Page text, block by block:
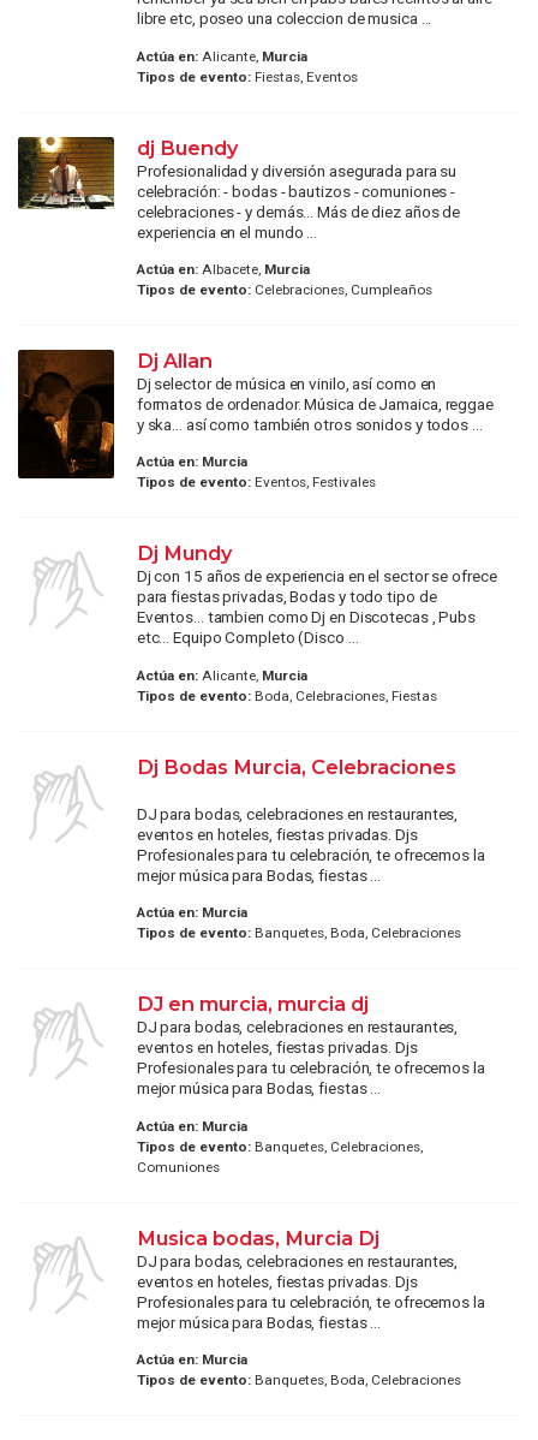
libre etc, poseo una coleccion de musica ...
Actúa en:Alicante, Murcia
Tipos de evento:Fiestas, Eventos
dj Buendy
Profesionalidad y diversión asegurada para su
celebración: - bodas - bautizos - comuniones -
celebraciones - y demás... Más de diez años de
experiencia en el mundo ...
Actúa en:Albacete, Murcia
Tipos de evento:Celebraciones, Cumpleaños
Dj Allan
Dj selector de música en vinilo, así como en
formatos de ordenador. Música de Jamaica, reggae
y ska... así como también otros sonidos y todos ...
Actúa en: Murcia
Tipos de evento:Eventos, Festivales
Dj Mundy
Dj con 15 años de experiencia en el sector se ofrece
para fiestas privadas, Bodas y todo tipo de
Eventos... tambien como Dj en Discotecas , Pubs
etc... Equipo Completo (Disco ...
Actúa en:Alicante, Murcia
Tipos de evento:Boda, Celebraciones, Fiestas
Dj Bodas Murcia, Celebraciones
DJ para bodas, celebraciones en restaurantes,
eventos en hoteles, fiestas privadas. Djs
Profesionales para tu celebración, te ofrecemos la
mejor música para Bodas, fiestas ...
Actúa en: Murcia
Tipos de evento:Banquetes, Boda, Celebraciones
DJ en murcia, murcia dj
DJ para bodas, celebraciones en restaurantes,
eventos en hoteles, fiestas privadas. Djs
Profesionales para tu celebración, te ofrecemos la
mejor música para Bodas, fiestas ...
Actúa en: Murcia
Tipos de evento:Banquetes, Celebraciones,
Comuniones
Musica bodas, Murcia Dj
DJ para bodas, celebraciones en restaurantes,
eventos en hoteles, fiestas privadas. Djs
Profesionales para tu celebración, te ofrecemos la
mejor música para Bodas, fiestas ...
Actúa en: Murcia
Tipos de evento:Banquetes, Boda, Celebraciones